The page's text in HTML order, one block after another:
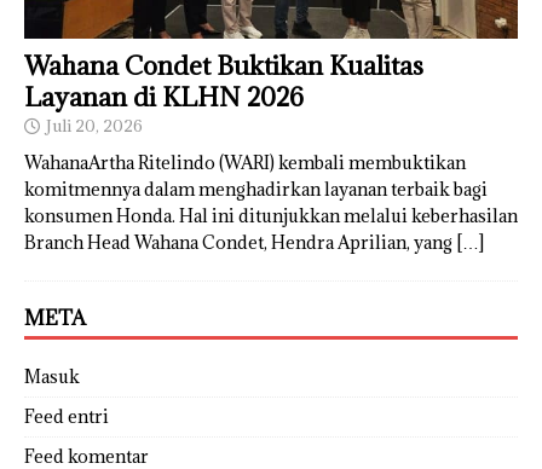
Wahana Condet Buktikan Kualitas
Layanan di KLHN 2026
Juli 20, 2026
WahanaArtha Ritelindo (WARI) kembali membuktikan
komitmennya dalam menghadirkan layanan terbaik bagi
konsumen Honda. Hal ini ditunjukkan melalui keberhasilan
Branch Head Wahana Condet, Hendra Aprilian, yang […]
META
Masuk
Feed entri
Feed komentar